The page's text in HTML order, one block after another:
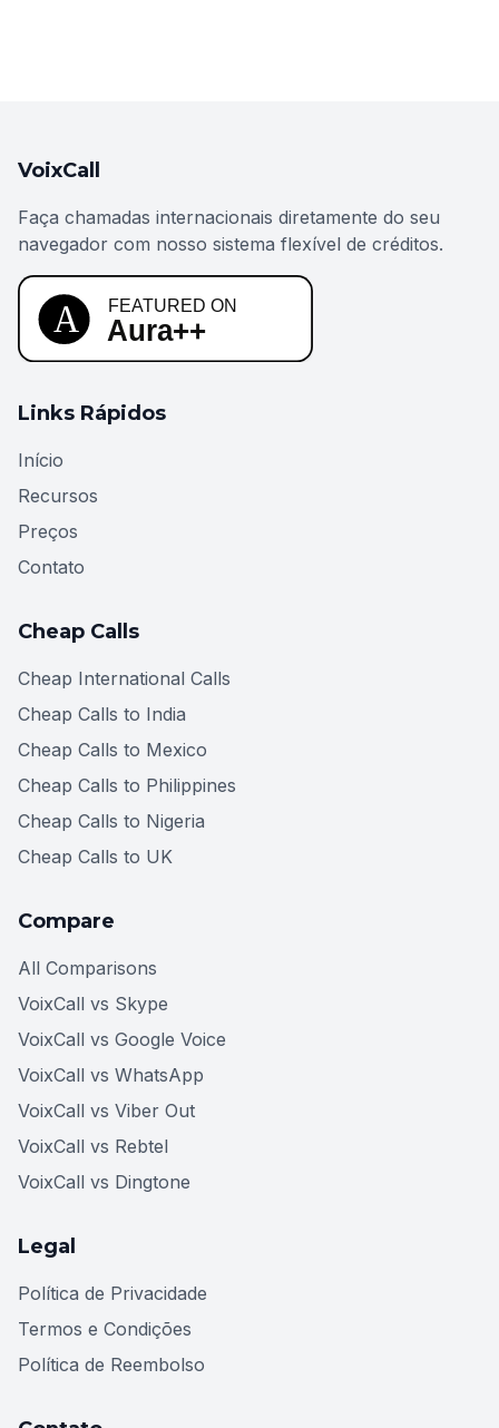
VoixCall
Faça chamadas internacionais diretamente do seu
navegador com nosso sistema flexível de créditos.
Links Rápidos
Início
Recursos
Preços
Contato
Cheap Calls
Cheap International Calls
Cheap Calls to India
Cheap Calls to Mexico
Cheap Calls to Philippines
Cheap Calls to Nigeria
Cheap Calls to UK
Compare
All Comparisons
VoixCall vs Skype
VoixCall vs Google Voice
VoixCall vs WhatsApp
VoixCall vs Viber Out
VoixCall vs Rebtel
VoixCall vs Dingtone
Legal
Política de Privacidade
Termos e Condições
Política de Reembolso